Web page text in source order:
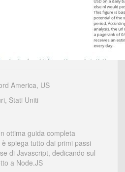
America, US
Stati Uniti
ottima guida completa
spiega tutto dai primi passi
di Javascript, dedicando sul
a Node.JS